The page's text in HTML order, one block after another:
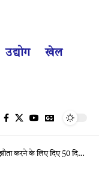
उद्योग खेल
के लिए दिए 50 दिन, नहीं तो…